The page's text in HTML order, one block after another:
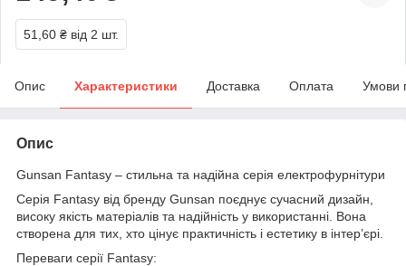
51,60 ₴ від 2 шт.
Опис Характеристики Доставка Оплата Умови
Опис
Gunsan Fantasy – стильна та надійна серія електрофурнітури
Серія Fantasy від бренду Gunsan поєднує сучасний дизайн,
високу якість матеріалів та надійність у використанні. Вона
створена для тих, хто цінує практичність і естетику в інтер’єрі.
Переваги серії Fantasy: